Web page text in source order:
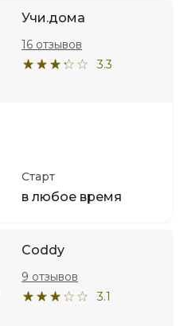
Учи.дома
3.3
16 отзывов
Старт
в любое время
Coddy
3.1
9 отзывов